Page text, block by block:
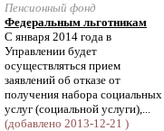
Пенсионный фонд
Федеральным льготникам
С января 2014 года в
Управлении будет
осуществляться прием
заявлений об отказе от
получения набора социальных
услуг (социальной услуги),...
(добавлено 2013-12-21 )